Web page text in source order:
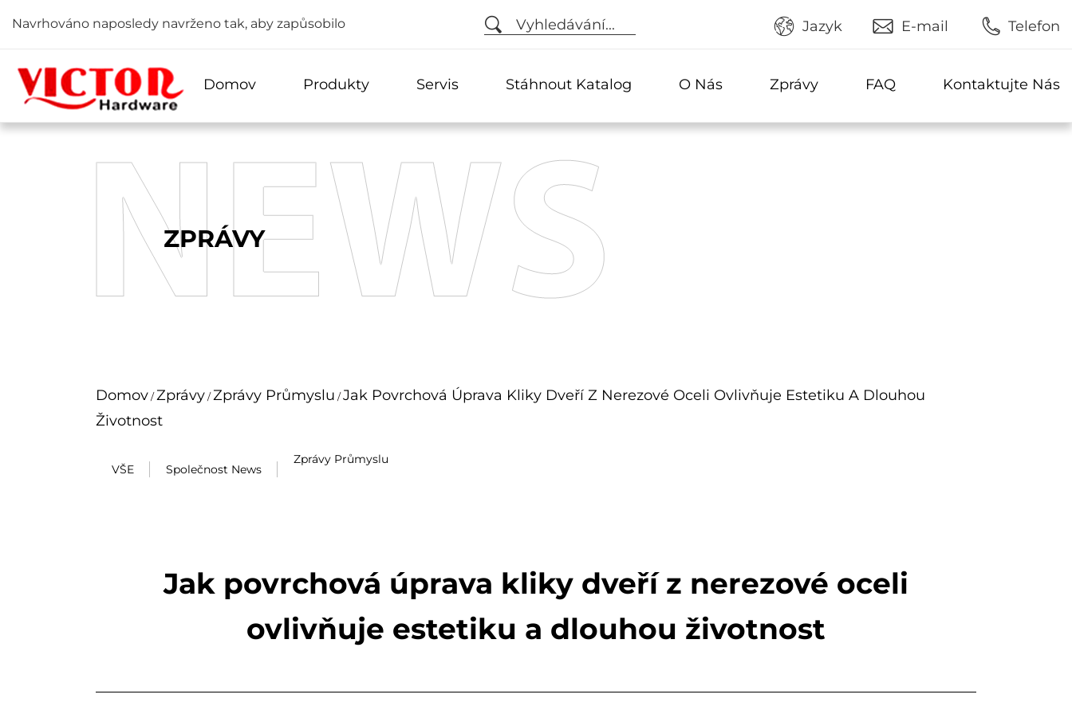
Navrhováno naposledy navrženo tak, aby zapůsobilo Vyhledávání... Jazyk E-mail Telefon
Domov Produkty Servis Stáhnout Katalog O Nás Zprávy FAQ Kontaktujte Nás
ZPRÁVY
Domov /Zprávy /Zprávy Průmyslu /Jak Povrchová Úprava Kliky Dveří Z Nerezové Oceli Ovlivňuje Estetiku A Dlouhou
Životnost
VŠE Společnost News
Zprávy Průmyslu
Jak povrchová úprava kliky dveří z nerezové oceli
ovlivňuje estetiku a dlouhou životnost